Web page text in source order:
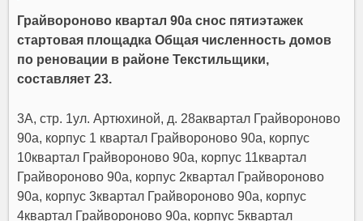
Грайвороново квартал 90а снос пятиэтажек
стартовая площадка Общая численность домов
по реновации в районе Текстильщики,
составляет 23.
3А, стр. 1ул. Артюхиной, д. 28аквартал Грайвороново
90а, корпус 1 квартал Грайвороново 90а, корпус
10квартал Грайвороново 90а, корпус 11квартал
Грайвороново 90а, корпус 2квартал Грайвороново
90а, корпус 3квартал Грайвороново 90а, корпус
4квартал Грайвороново 90а, корпус 5квартал